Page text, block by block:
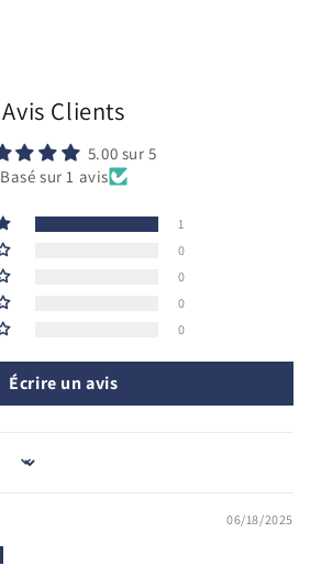
Avis Clients
5.00 sur 5
Basé sur 1 avis
1
0
0
0
0
Écrire un avis
06/18/2025